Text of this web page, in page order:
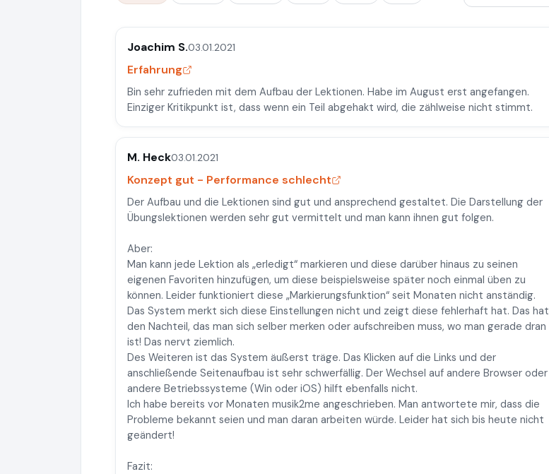
Joachim S.03.01.2021
Erfahrung
Bin sehr zufrieden mit dem Aufbau der Lektionen. Habe im August erst angefangen.
Einziger Kritikpunkt ist, dass wenn ein Teil abgehakt wird, die zählweise nicht stimmt.
M. Heck03.01.2021
Konzept gut - Performance schlecht
Der Aufbau und die Lektionen sind gut und ansprechend gestaltet. Die Darstellung der
Übungslektionen werden sehr gut vermittelt und man kann ihnen gut folgen.
Aber:
Man kann jede Lektion als „erledigt“ markieren und diese darüber hinaus zu seinen
eigenen Favoriten hinzufügen, um diese beispielsweise später noch einmal üben zu
können. Leider funktioniert diese „Markierungsfunktion“ seit Monaten nicht anständig.
Das System merkt sich diese Einstellungen nicht und zeigt diese fehlerhaft hat. Das hat
den Nachteil, das man sich selber merken oder aufschreiben muss, wo man gerade dran
ist! Das nervt ziemlich.
Des Weiteren ist das System äußerst träge. Das Klicken auf die Links und der
anschließende Seitenaufbau ist sehr schwerfällig. Der Wechsel auf andere Browser oder
andere Betriebssysteme (Win oder iOS) hilft ebenfalls nicht.
Ich habe bereits vor Monaten musik2me angeschrieben. Man antwortete mir, dass die
Probleme bekannt seien und man daran arbeiten würde. Leider hat sich bis heute nicht
geändert!
Fazit: